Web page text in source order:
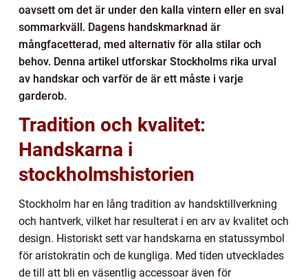
oavsett om det är under den kalla vintern eller en sval
sommarkväll. Dagens handskmarknad är
mångfacetterad, med alternativ för alla stilar och
behov. Denna artikel utforskar Stockholms rika urval
av handskar och varför de är ett måste i varje
garderob.
Tradition och kvalitet:
Handskarna i
stockholmshistorien
Stockholm har en lång tradition av handsktillverkning
och hantverk, vilket har resulterat i en arv av kvalitet och
design. Historiskt sett var handskarna en statussymbol
för aristokratin och de kungliga. Med tiden utvecklades
de till att bli en väsentlig accessoar även för